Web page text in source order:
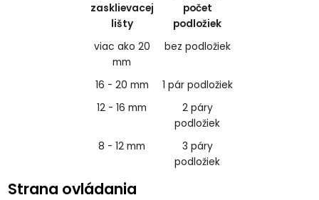
zasklievacej
lišty
počet
podložiek
viac ako 20
mm
bez podložiek
16 - 20 mm
1 pár podložiek
12 - 16 mm
2 páry
podložiek
8 - 12 mm
3 páry
podložiek
Strana ovládania